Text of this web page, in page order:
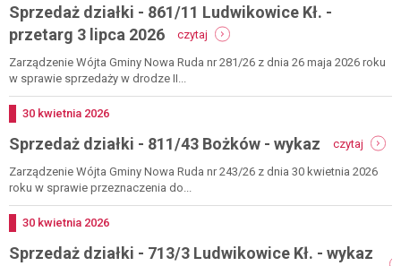
przetarg
lipca
Sprzedaż działki - 861/11 Ludwikowice Kł. -
przetarg 3 lipca 2026
czytaj
sprzedaż
działki
-
3
2026
Zarządzenie Wójta Gminy Nowa Ruda nr 281/26 z dnia 26 maja 2026 roku
w sprawie sprzedaży w drodze II...
Dodano
30 kwietnia 2026
Sprzedaż działki - 811/43 Bożków - wykaz czytaj
działki
wykaz
Zarządzenie Wójta Gminy Nowa Ruda nr 243/26 z dnia 30 kwietnia 2026
roku w sprawie przeznaczenia do...
Dodano
30 kwietnia 2026
Sprzedaż działki - 713/3 Ludwikowice Kł. - wykaz